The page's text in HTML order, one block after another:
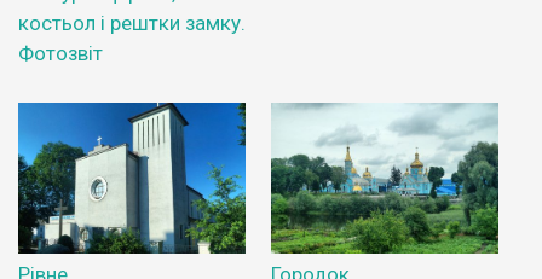
костьол і рештки замку.
Фотозвіт
Рівне
Городок.